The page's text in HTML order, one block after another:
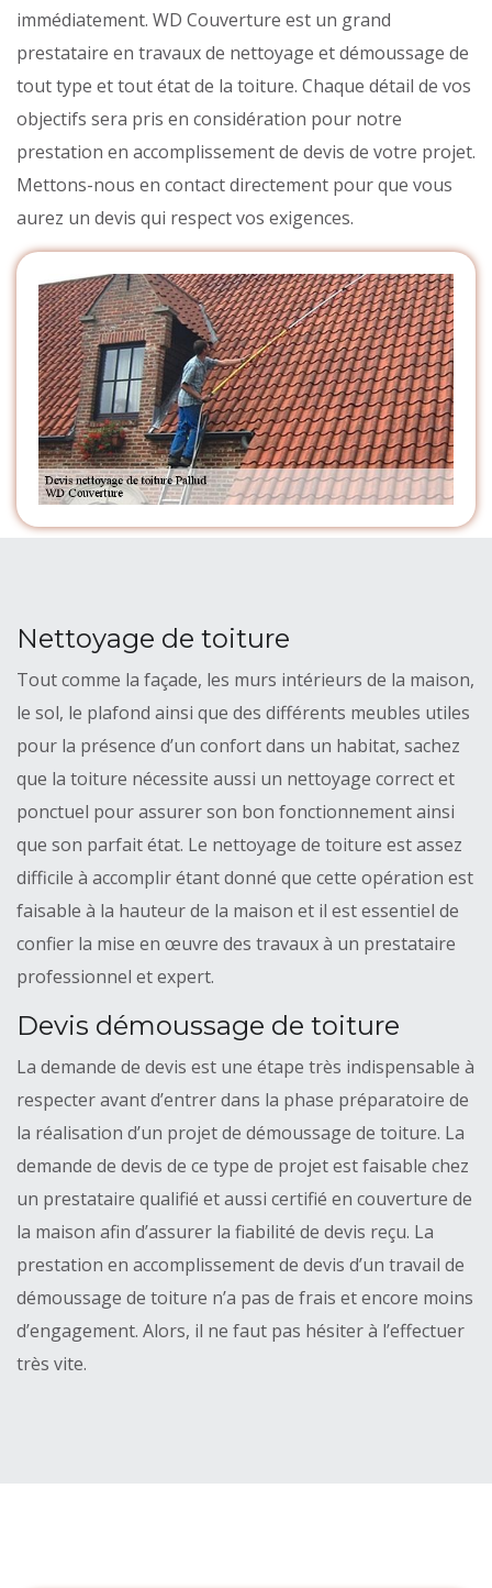
immédiatement. WD Couverture est un grand
prestataire en travaux de nettoyage et démoussage de
tout type et tout état de la toiture. Chaque détail de vos
objectifs sera pris en considération pour notre
prestation en accomplissement de devis de votre projet.
Mettons-nous en contact directement pour que vous
aurez un devis qui respect vos exigences.
Nettoyage de toiture
Tout comme la façade, les murs intérieurs de la maison,
le sol, le plafond ainsi que des différents meubles utiles
pour la présence d’un confort dans un habitat, sachez
que la toiture nécessite aussi un nettoyage correct et
ponctuel pour assurer son bon fonctionnement ainsi
que son parfait état. Le nettoyage de toiture est assez
difficile à accomplir étant donné que cette opération est
faisable à la hauteur de la maison et il est essentiel de
confier la mise en œuvre des travaux à un prestataire
professionnel et expert.
Devis démoussage de toiture
La demande de devis est une étape très indispensable à
respecter avant d’entrer dans la phase préparatoire de
la réalisation d’un projet de démoussage de toiture. La
demande de devis de ce type de projet est faisable chez
un prestataire qualifié et aussi certifié en couverture de
la maison afin d’assurer la fiabilité de devis reçu. La
prestation en accomplissement de devis d’un travail de
démoussage de toiture n’a pas de frais et encore moins
d’engagement. Alors, il ne faut pas hésiter à l’effectuer
très vite.